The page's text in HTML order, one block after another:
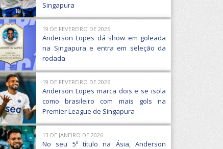
Singapura
19 DE FEVEREIRO DE 2026
Anderson Lopes dá show em goleada
na Singapura e entra em seleção da
rodada
19 DE FEVEREIRO DE 2026
Anderson Lopes marca dois e se isola
como brasileiro com mais gols na
Premier League de Singapura
13 DE JANEIRO DE 2026
No seu 5º título na Ásia, Anderson